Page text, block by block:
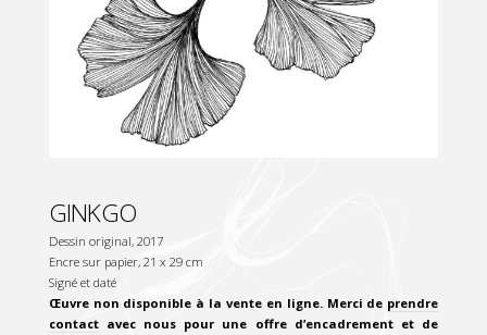
GINKGO
Dessin original, 2017
Encre sur papier, 21 x 29 cm
Signé et daté
Œuvre non disponible à la vente en ligne. Merci de prendre
contactavec nous pour une offre d’encadrement et de